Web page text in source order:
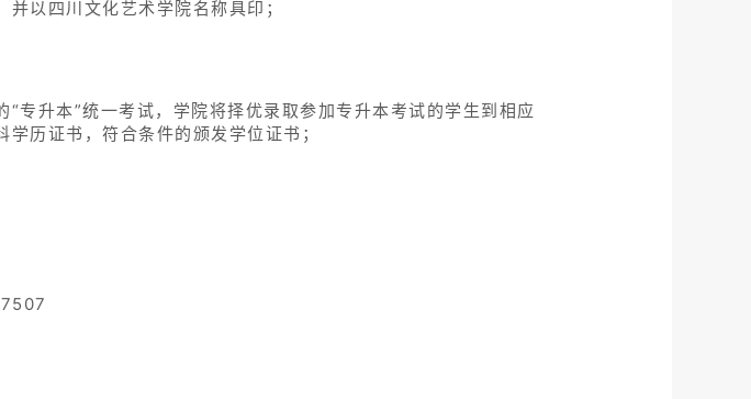
录取工作。
知书，按学院有关要求和规定的期限到校办理入学手续。因故不
为放弃入学资格。
业复测。复查合格者予以注册，取得学籍。对复测不合格、入学
虚假作品材料、替考、违规录取、冒名顶替入学等违规行为的，
对涉嫌犯罪的，移交司法机关处理。
高校2022年的纸质档案管理规定执行。
愿考生，如已满额，将不再接收后续志愿投档。
，加、降分以后形成的投档成绩作为录取和安排专业的依据和重